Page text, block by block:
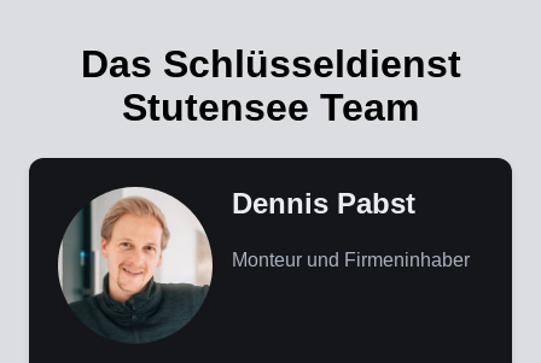
Das Schlüsseldienst
Stutensee Team
Dennis Pabst
Monteur und Firmeninhaber